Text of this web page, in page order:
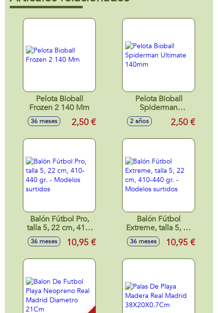
Pelota Bioball
Frozen 2 140 Mm
36 meses 2,50 €
Pelota Bioball
Spiderman
Ultimate 140mm
2 años 2,50 €
Balón Fútbol Pro,
talla 5, 22 cm, 410-
440 gr. - Modelos
surtidos
36 meses 10,95 €
Balón Fútbol
Extreme, talla 5, 22
cm, 410-440 gr. -
Modelos surtidos
36 meses 10,95 €